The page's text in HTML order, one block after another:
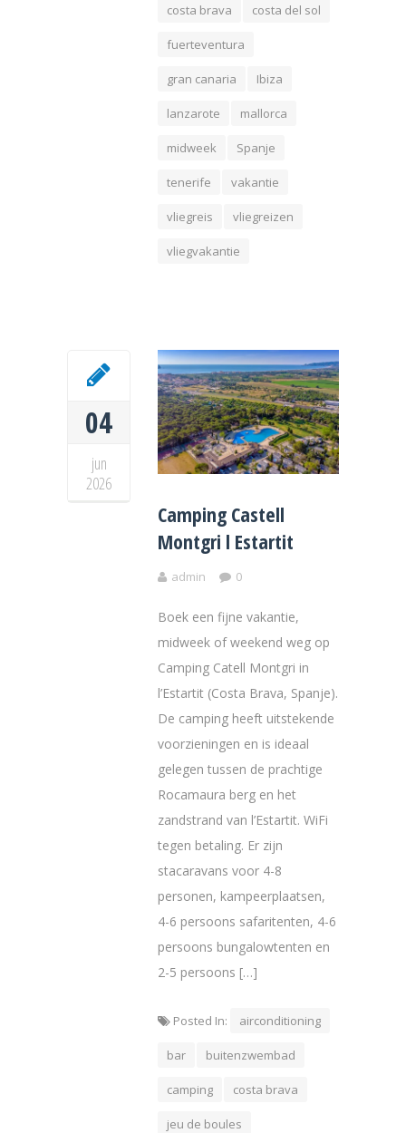
costa brava costa del sol
fuerteventura
gran canaria Ibiza
lanzarote mallorca
midweek Spanje
tenerife vakantie
vliegreis vliegreizen
vliegvakantie
04
jun
2026
Camping Castell
Montgri l Estartit
admin 0
Boek een fijne vakantie,
midweek of weekend weg op
Camping Catell Montgri in
l’Estartit (Costa Brava, Spanje).
De camping heeft uitstekende
voorzieningen en is ideaal
gelegen tussen de prachtige
Rocamaura berg en het
zandstrand van l’Estartit. WiFi
tegen betaling. Er zijn
stacaravans voor 4-8
personen, kampeerplaatsen,
4-6 persoons safaritenten, 4-6
persoons bungalowtenten en
2-5 persoons […]
Posted In: airconditioning
bar buitenzwembad
camping costa brava
jeu de boules